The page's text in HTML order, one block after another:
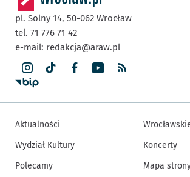
pl. Solny 14, 50-062 Wrocław
tel. 71 776 71 42
e-mail: redakcja@araw.pl
Aktualności
Wydział Kultury
Polecamy
Koncerty
Mapa